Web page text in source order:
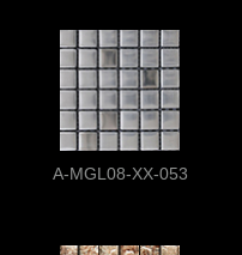
A-MGL08-XX-053